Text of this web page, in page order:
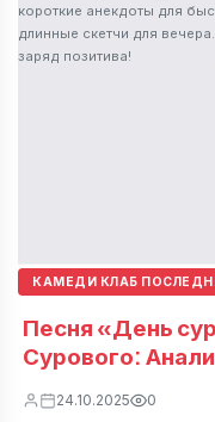
короткие анекдоты для
длинные скетчи для
заряд позитива!
КАМЕДИ КЛАБ
Песня «День
Сурового:
24.10.2025 0